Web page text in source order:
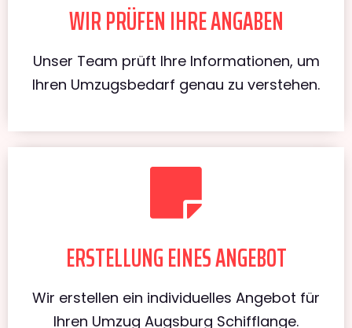
WIR PRÜFEN IHRE ANGABEN
Unser Team prüft Ihre Informationen, um
Ihren Umzugsbedarf genau zu verstehen.
ERSTELLUNG EINES ANGEBOT
Wir erstellen ein individuelles Angebot für
Ihren Umzug Augsburg Schifflange.